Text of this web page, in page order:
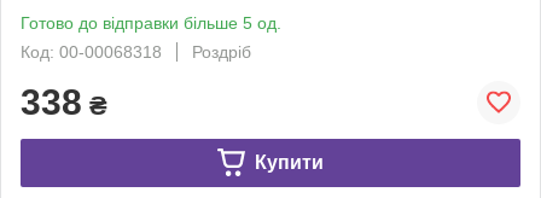
Готово до відправки більше 5 од.
Код: 00-00068318
Роздріб
338 ₴
Купити